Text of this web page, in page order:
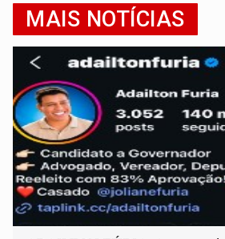
MAIS NOTÍCIAS